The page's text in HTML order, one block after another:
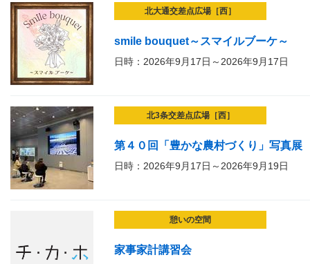
北大通交差点広場［西］
smile bouquet～スマイルブーケ～
日時：2026年9月17日～2026年9月17日
北3条交差点広場［西］
第４０回「豊かな農村づくり」写真展
日時：2026年9月17日～2026年9月19日
憩いの空間
家事家計講習会